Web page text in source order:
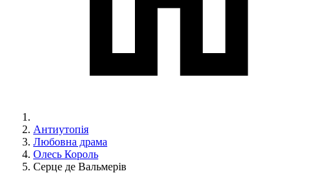
Антиутопія
Любовна драма
Олесь Король
Серце де Вальмерів